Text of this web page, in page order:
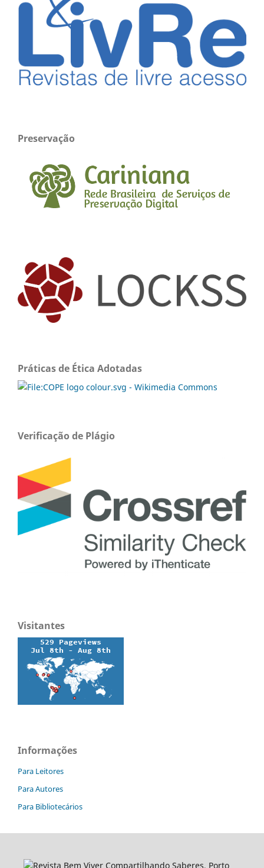
Preservação
Práticas de Ética Adotadas
Verificação de Plágio
Visitantes
Informações
Para Leitores
Para Autores
Para Bibliotecários
Revista Bem Viver Compartilhando Saberes, Porto